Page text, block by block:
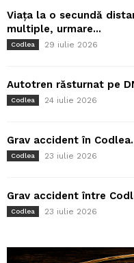
Viața la o secundă
multiple, urmare...
Codlea 29 iulie 2026
Autotren răsturnat pe
Codlea 24 iulie 2026
Grav accident în
Codlea 23 iulie 2026
Grav accident între
Codlea 23 iulie 2026